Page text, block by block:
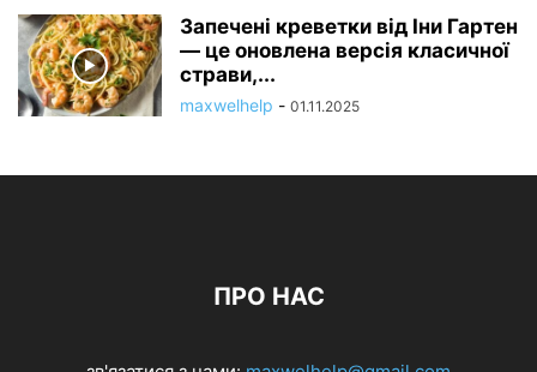
Запечені креветки від Іни Гартен
— це оновлена ​​версія класичної
страви,...
maxwelhelp - 01.11.2025
ПРО НАС